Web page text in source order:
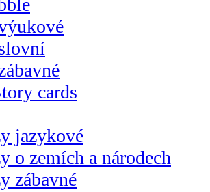
cards
jazykové
o zemích a národech
zábavné